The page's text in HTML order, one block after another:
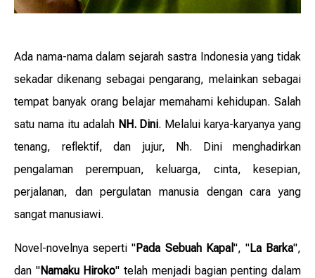
Ada nama-nama dalam sejarah sastra Indonesia yang tidak
sekadar dikenang sebagai pengarang, melainkan sebagai
tempat banyak orang belajar memahami kehidupan. Salah
satu nama itu adalah NH. Dini. Melalui karya-karyanya yang
tenang, reflektif, dan jujur, Nh. Dini menghadirkan
pengalaman perempuan, keluarga, cinta, kesepian,
perjalanan, dan pergulatan manusia dengan cara yang
sangat manusiawi.
Novel-novelnya seperti "Pada Sebuah Kapal ", "La Barka",
dan "Namaku Hiroko" telah menjadi bagian penting dalam